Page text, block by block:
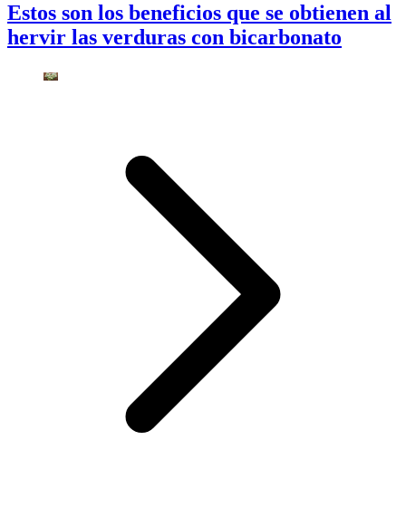
Estos son los beneficios que se obtienen al
hervir las verduras con bicarbonato